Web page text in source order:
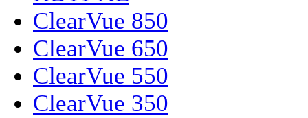
ClearVue 850
ClearVue 650
ClearVue 550
ClearVue 350